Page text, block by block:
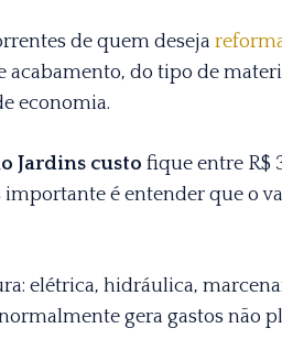
de quem deseja
do tipo de
economia.
Jardins custo fique entre R$
é entender que o
elétrica, hidráulica,
gera gastos não